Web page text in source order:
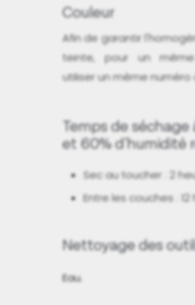
Couleur
Afin de garantir
teinte, pour un même
utiliser un même numéro
Temps de séchage
et 60% d'humidité
Sec au toucher : 2
Entre les couches : 12
Nettoyage des
Eau.